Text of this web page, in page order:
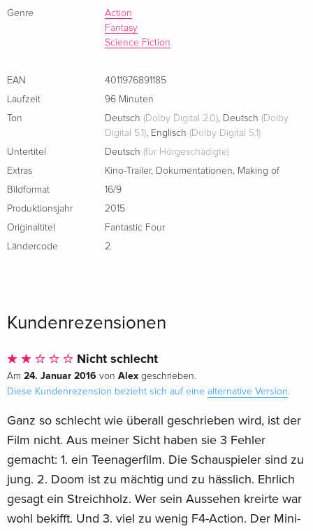
Genre
Action
Fantasy
Science Fiction
EAN
4011976891185
Laufzeit
96 Minuten
Ton
Deutsch (Dolby Digital 2.0) Deutsch (Dolby
Digital 5.1)
Englisch (Dolby Digital 5.1)
Untertitel
Deutsch (für Hörgeschädigte)
Extras
Kino-Trailer, Dokumentationen
Making of
Bildformat
16/9
Produktionsjahr
2015
Originaltitel
Fantastic Four
Ländercode
2
Kundenrezensionen
Nicht schlecht
Am 24. Januar 2016 von Alex geschrieben.
Diese Kundenrezension bezieht sich auf eine alternative Version.
Ganz so schlecht wie überall geschrieben wird, ist der
Film nicht. Aus meiner Sicht haben sie 3 Fehler
gemacht: 1. ein Teenagerfilm. Die Schauspieler sind zu
jung. 2. Doom ist zu mächtig und zu hässlich. Ehrlich
gesagt ein Streichholz. Wer sein Aussehen kreirte war
wohl bekifft. Und 3. viel zu wenig F4-Action. Der Mini-